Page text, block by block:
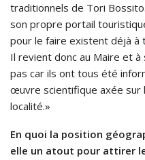
traditionnels de Tori
son propre portail
pour le faire existent déjà à
Il revient donc au Maire et
pas car ils ont tous été
œuvre scientifique axée sur
localité.»
En quoi la position
elle un atout pour attirer